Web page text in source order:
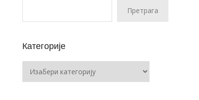
Претрага
Категорије